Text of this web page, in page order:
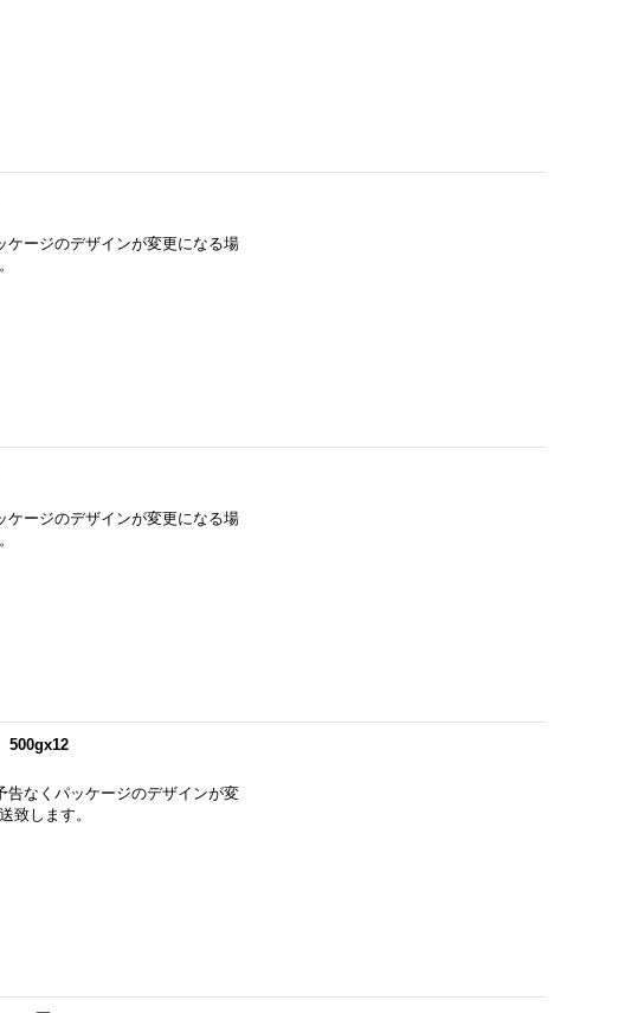
ージのデザインが変更になる場
ージのデザインが変更になる場
500gx12
なくパッケージのデザインが変
致します。